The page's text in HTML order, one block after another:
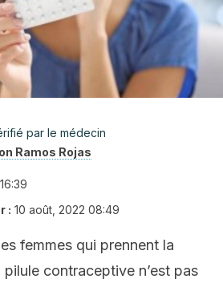
par le médecin
Ramos Rojas
: 10 août, 2022 08:49
femmes qui prennent la
contraceptive n’est pas